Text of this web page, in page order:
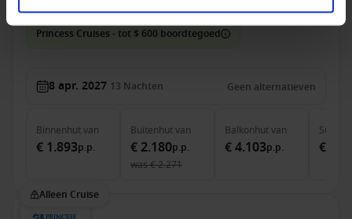
Princess Cruises - tot $ 600 boordtegoed
8 apr. 2027 13 Nachten Geen alternatieven
Binnenhutvan
€ 1.893p.p.
Buitenhutvan
€ 2.180p.p.
was€ 2.271
Balkonhutvan
€ 4.103p.p.
Suite
€
Alleen Cruise